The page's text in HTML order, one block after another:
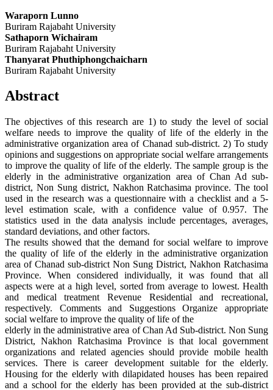
Waraporn Lunno
Buriram Rajabaht University
Sathaporn Wichairam
Buriram Rajabaht University
Thanyarat Phuthiphongchaicharn
Buriram Rajabaht University
Abstract
The objectives of this research are 1) to study the level of social
welfare needs to improve the quality of life of the elderly in the
administrative organization area of Chanad sub-district. 2) To study
opinions and suggestions on appropriate social welfare arrangements
to improve the quality of life of the elderly. The sample group is the
elderly in the administrative organization area of Chan Ad sub-
district, Non Sung district, Nakhon Ratchasima province. The tool
used in the research was a questionnaire with a checklist and a 5-
level estimation scale, with a confidence value of 0.957. The
statistics used in the data analysis include percentages, averages,
standard deviations, and other factors.
The results showed that the demand for social welfare to improve
the quality of life of the elderly in the administrative organization
area of Chanad sub-district Non Sung District, Nakhon Ratchasima
Province. When considered individually, it was found that all
aspects were at a high level, sorted from average to lowest. Health
and medical treatment Revenue Residential and recreational,
respectively. Comments and Suggestions Organize appropriate
social welfare to improve the quality of life of the
elderly in the administrative area of Chan Ad Sub-district. Non Sung
District, Nakhon Ratchasima Province is that local government
organizations and related agencies should provide mobile health
services. There is career development suitable for the elderly.
Housing for the elderly with dilapidated houses has been repaired
and a school for the elderly has been provided at the sub-district